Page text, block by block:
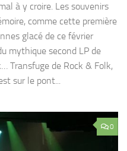
à y croire. Les souvenirs
comme cette première
glacé de ce février
mythique second LP de
Transfuge de Rock & Folk,
sur le pont...
0